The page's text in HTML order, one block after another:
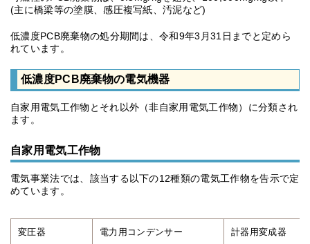
(主に橋梁等の塗膜、感圧複写紙、汚泥など)
低濃度PCB廃棄物の処分期間は、令和9年3月31日までと定めら
れています。
低濃度PCB廃棄物の電気機器
自家用電気工作物とそれ以外（非自家用電気工作物）に分類され
ます。
自家用電気工作物
電気事業法では、該当する以下の12種類の電気工作物を告示で定
めています。
変圧器 電力用コンデンサー 計器用変成器